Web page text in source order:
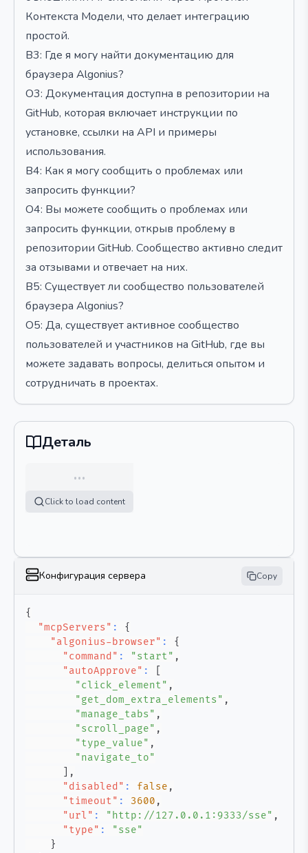
Контекста Модели, что делает интеграцию
простой.
В3: Где я могу найти документацию для
браузера Algonius?
О3: Документация доступна в репозитории на
GitHub, которая включает инструкции по
установке, ссылки на API и примеры
использования.
В4: Как я могу сообщить о проблемах или
запросить функции?
О4: Вы можете сообщить о проблемах или
запросить функции, открыв проблему в
репозитории GitHub. Сообщество активно следит
за отзывами и отвечает на них.
В5: Существует ли сообщество пользователей
браузера Algonius?
О5: Да, существует активное сообщество
пользователей и участников на GitHub, где вы
можете задавать вопросы, делиться опытом и
сотрудничать в проектах.
Деталь
…
Click to load content
Конфигурация сервера Copy
{
"mcpServers" :
{
"algonius-browser" :
{
"command" : "start" ,
"autoApprove" :
"click_element" ,
"get_dom_extra_elements" ,
"manage_tabs" ,
"scroll_page" ,
"type_value" ,
"navigate_to"
,
"disabled" : false ,
"timeout" : 3600 ,
"url" : "http://127.0.0.1:9333/sse" ,
"type" :
"sse"
}